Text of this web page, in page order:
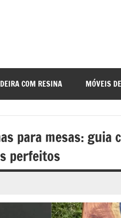
Resinada
–
Como
Fazer
Mesa
resinadas,
a
elegância
encontra
COM RESINA MÓVEIS
para mesas: guia
perfeitos